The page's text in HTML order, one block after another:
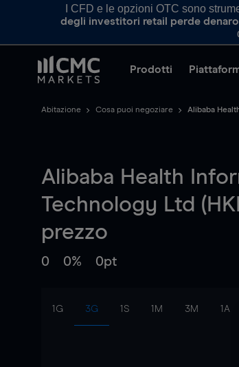
I CFD e le opzioni OTC sono
degli investitori retail perde
Prodotti
Abitazione Cosa puoi negoziare Alibaba
Alibaba Health
Technology Ltd
prezzo
0 0% 0pt
1G 3G 1S 1M 3M 1A